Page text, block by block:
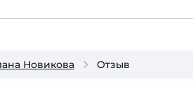
Новикова Отзыв